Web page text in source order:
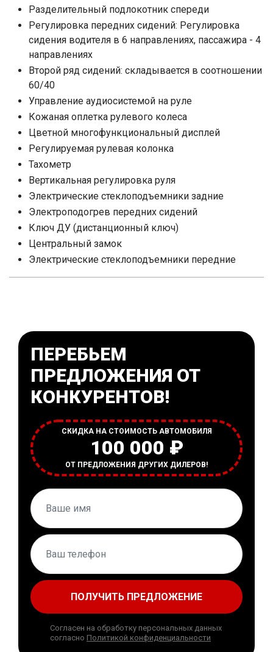
Разделительный подлокотник спереди
Регулировка передних сидений: Регулировка
сидения водителя в 6 направлениях, пассажира - 4
направлениях
Второй ряд сидений: складывается в соотношении
60/40
Управление аудиосистемой на руле
Кожаная оплетка рулевого колеса
Цветной многофункциональный дисплей
Регулируемая рулевая колонка
Тахометр
Вертикальная регулировка руля
Электрические стеклоподъемники задние
Электроподогрев передних сидений
Ключ ДУ (дистанционный ключ)
Центральный замок
Электрические стеклоподъемники передние
ПЕРЕБЬЕМ
ПРЕДЛОЖЕНИЯ ОТ
КОНКУРЕНТОВ!
СКИДКА НА СТОИМОСТЬ АВТОМОБИЛЯ
100 000 ₽
ОТ ПРЕДЛОЖЕНИЯ ДРУГИХ ДИЛЕРОВ!
ПОЛУЧИТЬ ПРЕДЛОЖЕНИЕ
Согласен на обработку персональных данных
согласно Политикой конфиденциальности